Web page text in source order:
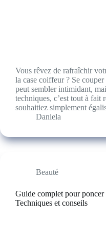
Vous rêvez de rafraîchir
la case coiffeur ? Se
peut sembler intimidant,
techniques, c’est tout à fait
souhaitiez simplement
Daniela
Beauté
Guide complet pour poncer
Techniques et conseils